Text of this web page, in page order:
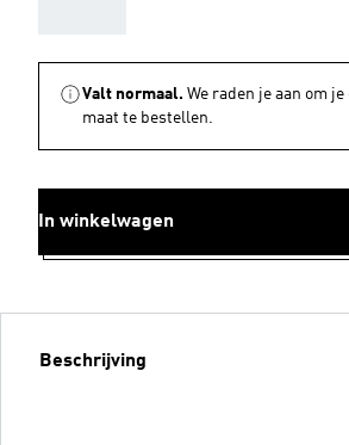
Valt normaal. We raden je aan om
maat te bestellen.
In winkelwagen
Beschrijving